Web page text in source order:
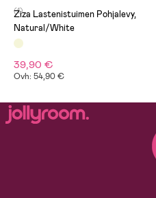
(1)
Ziza Lastenistuimen Pohjalevy,
Natural/White
39,90 €
Ovh: 54,90 €